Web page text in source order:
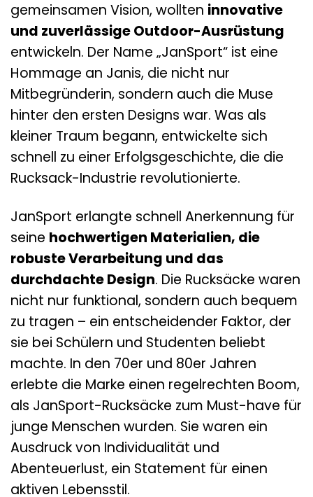
gemeinsamen Vision, wollten innovative
und zuverlässige Outdoor-Ausrüstung
entwickeln. Der Name „JanSport“ ist eine
Hommage an Janis, die nicht nur
Mitbegründerin, sondern auch die Muse
hinter den ersten Designs war. Was als
kleiner Traum begann, entwickelte sich
schnell zu einer Erfolgsgeschichte, die die
Rucksack-Industrie revolutionierte.
JanSport erlangte schnell Anerkennung für
seine hochwertigen Materialien, die
robuste Verarbeitung und das
durchdachte Design. Die Rucksäcke waren
nicht nur funktional, sondern auch bequem
zu tragen – ein entscheidender Faktor, der
sie bei Schülern und Studenten beliebt
machte. In den 70er und 80er Jahren
erlebte die Marke einen regelrechten Boom,
als JanSport-Rucksäcke zum Must-have für
junge Menschen wurden. Sie waren ein
Ausdruck von Individualität und
Abenteuerlust, ein Statement für einen
aktiven Lebensstil.